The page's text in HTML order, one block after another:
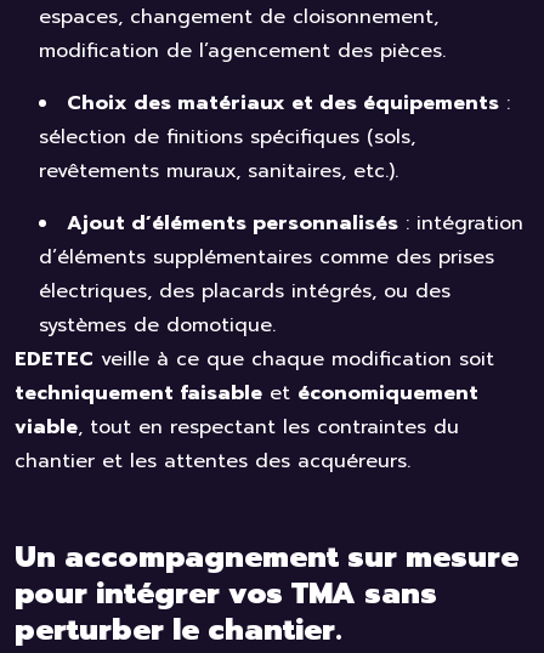
espaces, changement de cloisonnement,
modification de l’agencement des pièces.
Choix des matériaux et des équipements :
sélection de finitions spécifiques (sols,
revêtements muraux, sanitaires, etc.).
Ajout d’éléments personnalisés : intégration
d’éléments supplémentaires comme des prises
électriques, des placards intégrés, ou des
systèmes de domotique.
EDETEC veille à ce que chaque modification soit
techniquement faisable et économiquement
viable, tout en respectant les contraintes du
chantier et les attentes des acquéreurs.
Un accompagnement sur mesure
pour intégrer vos TMA sans
perturber le chantier.